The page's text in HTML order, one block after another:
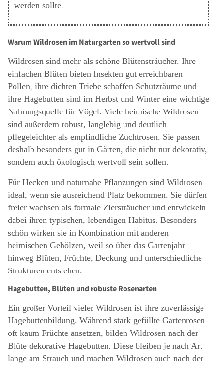
werden sollte.
Warum Wildrosen im Naturgarten so wertvoll sind
Wildrosen sind mehr als schöne Blütensträucher. Ihre
einfachen Blüten bieten Insekten gut erreichbaren
Pollen, ihre dichten Triebe schaffen Schutzräume und
ihre Hagebutten sind im Herbst und Winter eine wichtige
Nahrungsquelle für Vögel. Viele heimische Wildrosen
sind außerdem robust, langlebig und deutlich
pflegeleichter als empfindliche Zuchtrosen. Sie passen
deshalb besonders gut in Gärten, die nicht nur dekorativ,
sondern auch ökologisch wertvoll sein sollen.
Für Hecken und naturnahe Pflanzungen sind Wildrosen
ideal, wenn sie ausreichend Platz bekommen. Sie dürfen
freier wachsen als formale Ziersträucher und entwickeln
dabei ihren typischen, lebendigen Habitus. Besonders
schön wirken sie in Kombination mit anderen
heimischen Gehölzen, weil so über das Gartenjahr
hinweg Blüten, Früchte, Deckung und unterschiedliche
Strukturen entstehen.
Hagebutten, Blüten und robuste Rosenarten
Ein großer Vorteil vieler Wildrosen ist ihre zuverlässige
Hagebuttenbildung. Während stark gefüllte Gartenrosen
oft kaum Früchte ansetzen, bilden Wildrosen nach der
Blüte dekorative Hagebutten. Diese bleiben je nach Art
lange am Strauch und machen Wildrosen auch nach der